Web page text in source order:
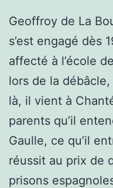
Geoffroy de La
s’est engagé dès
affecté à l’école
lors de la
là, il vient à
parents qu’il
Gaulle, ce qu’il
réussit au prix de
prisons